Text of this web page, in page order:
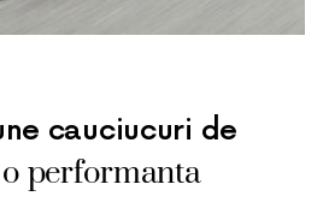
cauciucuri de
performanta